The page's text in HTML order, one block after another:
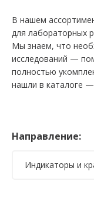
В нашем
для лабораторных
Мы знаем, что
исследований —
полностью
нашли в каталоге
Направление:
Индикаторы и